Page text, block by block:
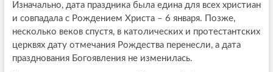
Изначально, дата праздника была едина для всех христиан
и совпадала с Рождением Христа – 6 января. Позже,
несколько веков спустя, в католических и протестантских
церквях дату отмечания Рождества перенесли, а дата
празднования Богоявления не изменилась.